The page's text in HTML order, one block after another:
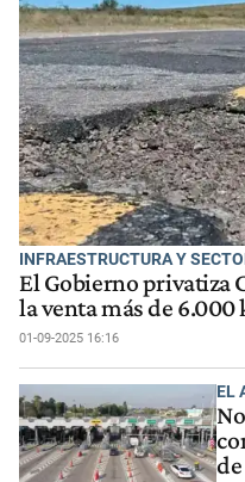
INFRAESTRUCTURA Y
El Gobierno privatiza
la venta más de
01-09-2025 16:16
EL